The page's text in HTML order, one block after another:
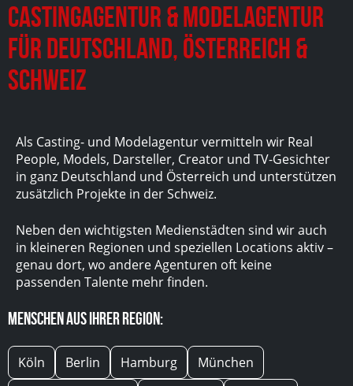
Castingagentur & Modelagentur
für Deutschland, Österreich &
Schweiz
Als Casting- und Modelagentur vermitteln wir Real
People, Models, Darsteller, Creator und TV-Gesichter
in ganz Deutschland und Österreich und unterstützen
zusätzlich Projekte in der Schweiz.
Neben den wichtigsten Medienstädten sind wir auch
in kleineren Regionen und speziellen Locations aktiv –
genau dort, wo andere Agenturen oft keine
passenden Talente mehr finden.
Menschen aus Ihrer Region:
Köln Berlin Hamburg
München